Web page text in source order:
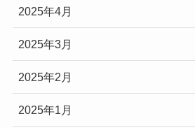
2025年4月
2025年3月
2025年2月
2025年1月